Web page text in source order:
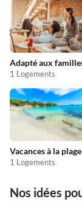
Adapté aux
1 Logements
Vacances à la plage
1 Logements
Nos idées